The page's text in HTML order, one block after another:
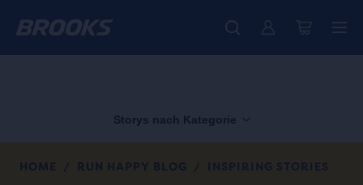
Der brandneue Ghost Amp ist da - Shop Damen Herren
Wir präsentieren die neue Cascadia Kollektion - Jetzt kaufen
Kostenloser Versand für Mitglieder. Join us
Storys nach Kategorie
HOME / RUN HAPPY BLOG / INSPIRING STORIES